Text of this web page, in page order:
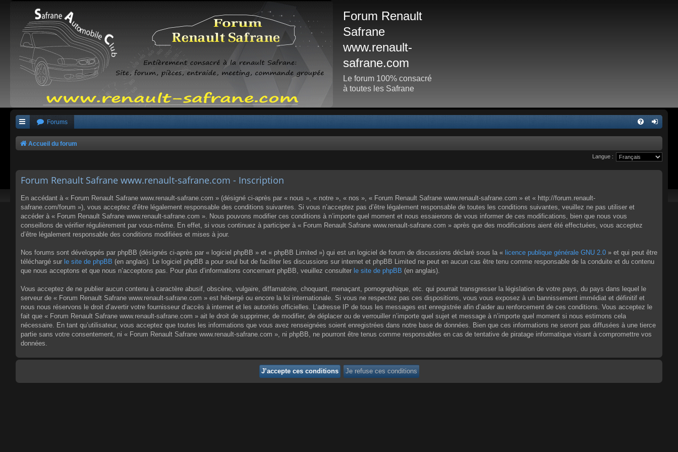
Forum Renault
Safrane
www.renault-
safrane.com
Le forum 100% consacré
à toutes les Safrane
Forums
Accueil du forum
Langue :
Forum Renault Safrane www.renault-safrane.com - Inscription
En accédant à « Forum Renault Safrane www.renault-safrane.com » (désigné ci-après par « nous », « notre », « nos », « Forum Renault Safrane www.renault-safrane.com » et « http://forum.renault-
safrane.com/forum »), vous acceptez d’être légalement responsable des conditions suivantes. Si vous n’acceptez pas d’être légalement responsable de toutes les conditions suivantes, veuillez ne pas utiliser et
accéder à « Forum Renault Safrane www.renault-safrane.com ». Nous pouvons modifier ces conditions à n’importe quel moment et nous essaierons de vous informer de ces modifications, bien que nous vous
conseillons de vérifier régulièrement par vous-même. En effet, si vous continuez à participer à « Forum Renault Safrane www.renault-safrane.com » après que des modifications aient été effectuées, vous acceptez
d’être légalement responsable des conditions modifiées et mises à jour.
Nos forums sont développés par phpBB (désignés ci-après par « logiciel phpBB » et « phpBB Limited ») qui est un logiciel de forum de discussions déclaré sous la « licence publique générale GNU 2.0 » et qui peut être
téléchargé sur le site de phpBB (en anglais). Le logiciel phpBB a pour seul but de faciliter les discussions sur internet et phpBB Limited ne peut en aucun cas être tenu comme responsable de la conduite et du contenu
que nous acceptons et que nous n’acceptons pas. Pour plus d’informations concernant phpBB, veuillez consulter le site de phpBB (en anglais).
Vous acceptez de ne publier aucun contenu à caractère abusif, obscène, vulgaire, diffamatoire, choquant, menaçant, pornographique, etc. qui pourrait transgresser la législation de votre pays, du pays dans lequel le
serveur de « Forum Renault Safrane www.renault-safrane.com » est hébergé ou encore la loi internationale. Si vous ne respectez pas ces dispositions, vous vous exposez à un bannissement immédiat et définitif et
nous nous réservons le droit d’avertir votre fournisseur d’accès à internet et les autorités officielles. L’adresse IP de tous les messages est enregistrée afin d’aider au renforcement de ces conditions. Vous acceptez le
fait que « Forum Renault Safrane www.renault-safrane.com » ait le droit de supprimer, de modifier, de déplacer ou de verrouiller n’importe quel sujet et message à n’importe quel moment si nous estimons cela
nécessaire. En tant qu’utilisateur, vous acceptez que toutes les informations que vous avez renseignées soient enregistrées dans notre base de données. Bien que ces informations ne seront pas diffusées à une tierce
partie sans votre consentement, ni « Forum Renault Safrane www.renault-safrane.com », ni phpBB, ne pourront être tenus comme responsables en cas de tentative de piratage informatique visant à compromettre vos
données.